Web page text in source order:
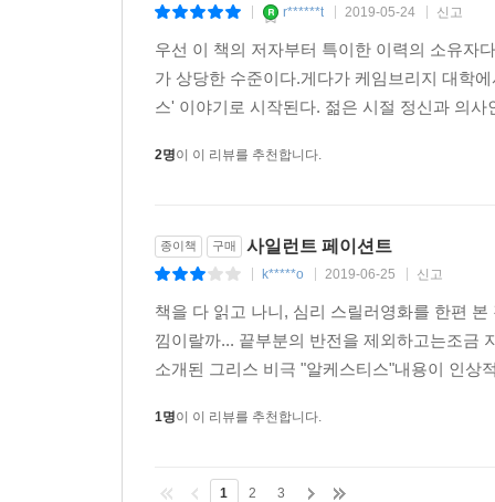
r******t 2019-05-24 신고
우선 이 책의 저자부터 특이한 이력의 소유자
가 상당한 수준이다.게다가 케임브리지 대학
스' 이야기로 시작된다. 젊은 시절 정신과 의
2명이 이 리뷰를 추천합니다.
종이책 구매 사일런트 페이션트
k*****o 2019-06-25 신고
책을 다 읽고 나니, 심리 스릴러영화를 한편
낌이랄까... 끝부분의 반전을 제외하고는조금
소개된 그리스 비극 "알케스티스"내용이 인
1명이 이 리뷰를 추천합니다.
1 2 3